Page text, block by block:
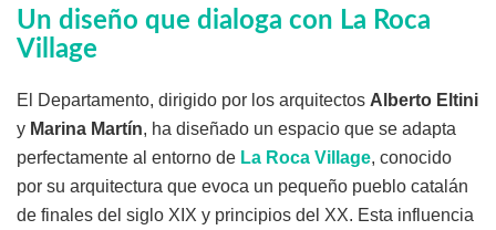
Un diseño que dialoga con La Roca
Village
El Departamento, dirigido por los arquitectos Alberto Eltini
y Marina Martín, ha diseñado un espacio que se adapta
perfectamente al entorno de La Roca Village, conocido
por su arquitectura que evoca un pequeño pueblo catalán
de finales del siglo XIX y principios del XX. Esta influencia